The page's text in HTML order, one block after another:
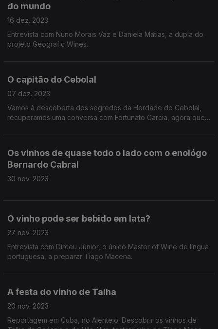
do mundo
16 dez. 2023
Entrevista com Nuno Morais Vaz e Daniela Matias, a dupla do
projeto Geografic Wines.
O capitão do Cebolal
07 dez. 2023
Vamos à descoberta dos segredos da Herdade do Cebolal,
recuperamos uma conversa com Fortunato Garcia, agora que
Os vinhos de quase todo o lado com o enológo
Bernardo Cabral
30 nov. 2023
O vinho pode ser bebido em lata?
27 nov. 2023
Entrevista com Dirceu Júnior, o único Master of Wine de língua
portuguesa, a preparar Tiago Macena.
A festa do vinho de Talha
20 nov. 2023
Reportagem em Cuba, no Alentejo. Descobrir os vinhos de